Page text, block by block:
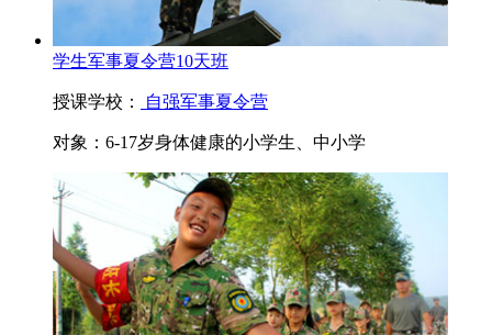
学生军事夏令营10天班
授课学校： 自强军事夏令营
对象： 6-17岁身体健康的小学生、中小学